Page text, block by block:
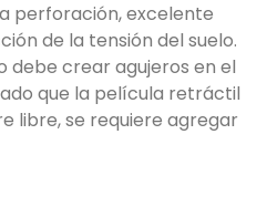
perforación, excelente
de la tensión del suelo.
debe crear agujeros en el
que la película retráctil
libre, se requiere agregar